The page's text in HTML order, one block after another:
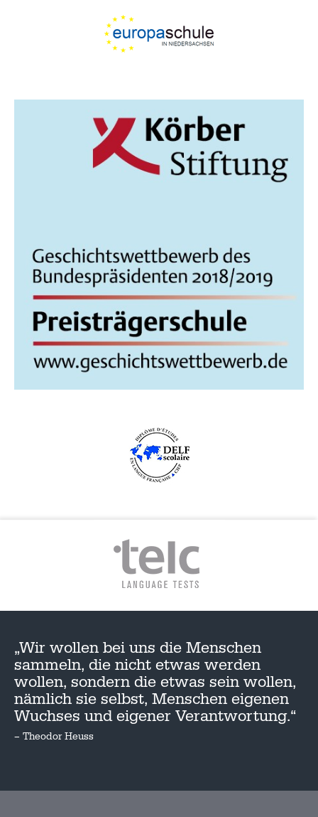
„Wir wollen bei uns die Menschen
sammeln, die nicht etwas werden
wollen, sondern die etwas sein wollen,
nämlich sie selbst, Menschen eigenen
Wuchses und eigener Verantwortung.“
– Theodor Heuss